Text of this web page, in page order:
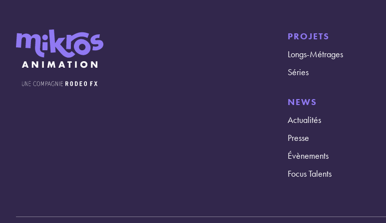
PROJETS
Longs-Métrages
Séries
NEWS
Actualités
Presse
Évènements
Focus Talents